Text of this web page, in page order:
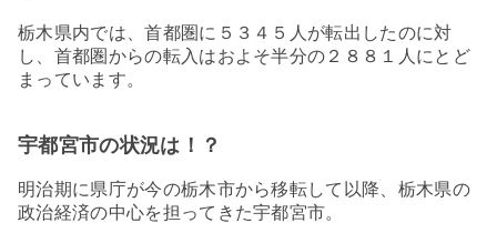
栃木県内では、首都圏に５３４５人が転出したのに対
し、首都圏からの転入はおよそ半分の２８８１人にとど
まっています。
宇都宮市の状況は！？
明治期に県庁が今の栃木市から移転して以降、栃木県の
政治経済の中心を担ってきた宇都宮市。